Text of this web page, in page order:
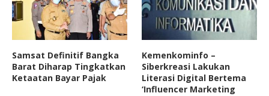
Samsat Definitif Bangka
Barat Diharap Tingkatkan
Ketaatan Bayar Pajak
Kemenkominfo –
Siberkreasi Lakukan
Literasi Digital Bertema
‘Influencer Marketing